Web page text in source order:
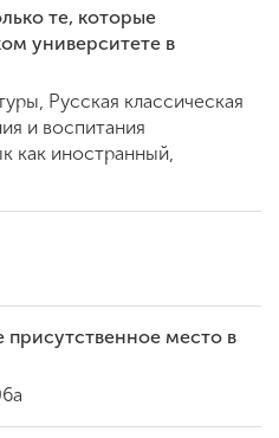
те, которые
университете в
Русская классическая
и воспитания
как иностранный,
место в